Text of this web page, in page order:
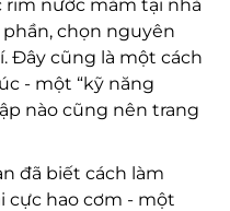
nước mắm tại nhà
chọn nguyên
Đây cũng là một cách
- một “kỹ năng
nào cũng nên trang
đã biết cách làm
cực hao cơm - một